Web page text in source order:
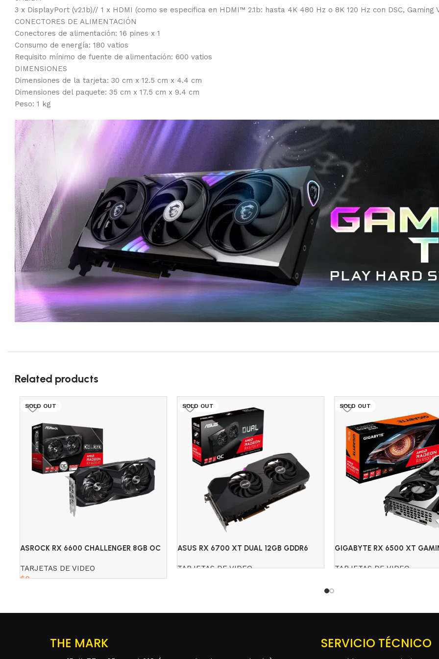
3 x DisplayPort (v2.1b)// 1 x HDMI (como se especifica en HDMI™ 2.1b: hasta 4K 480 Hz o 8K 120 Hz con DSC, Gaming
CONECTORES DE ALIMENTACIÓN
Conectores de alimentación: 16 pines x 1
Consumo de energía: 180 vatios
Requisito mínimo de fuente de alimentación: 600 vatios
DIMENSIONES
Dimensiones de la tarjeta: 30 cm x 12.5 cm x 4.4 cm
Dimensiones del paquete: 35 cm x 17.5 cm x 9.4 cm
Peso: 1 kg
Related products
SOLD OUT
ASROCK RX 6600 CHALLENGER 8GB OC
TARJETAS DE VIDEO
$0
SOLD OUT
ASUS RX 6700 XT DUAL 12GB GDDR6
TARJETAS DE VIDEO
SOLD OUT
GIGABYTE RX 6500 XT
TARJETAS DE VIDEO
THE MARK SERVICIO TÉCNICO